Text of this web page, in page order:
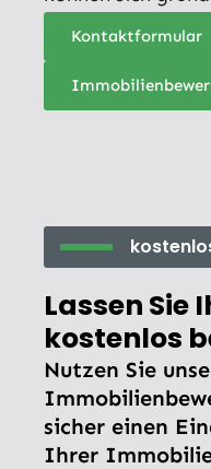
Kontaktformular
Lassen Sie
kostenlos
Nutzen Sie
sicher einen
Ihrer